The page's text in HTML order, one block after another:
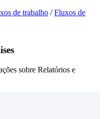
de trabalho / Fluxos de
sobre Relatórios e